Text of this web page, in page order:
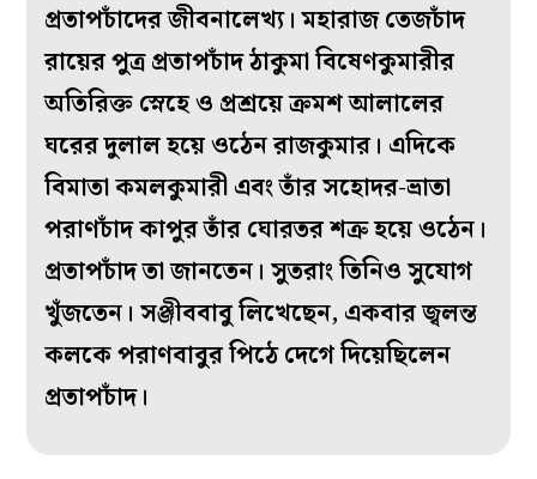
প্রতাপচাঁদের জীবনালেখ্য। মহারাজ তেজচাঁদ
রায়ের পুত্র প্রতাপচাঁদ ঠাকুমা বিষেণকুমারীর
অতিরিক্ত স্নেহে ও প্রশ্রয়ে ক্রমশ আলালের
ঘরের দুলাল হয়ে ওঠেন রাজকুমার। এদিকে
বিমাতা কমলকুমারী এবং তাঁর সহোদর-ভ্রাতা
পরাণচাঁদ কাপুর তাঁর ঘোরতর শত্রু হয়ে ওঠেন।
প্রতাপচাঁদ তা জানতেন। সুতরাং তিনিও সুযোগ
খুঁজতেন। সঞ্জীববাবু লিখেছেন, একবার জ্বলন্ত
কলকে পরাণবাবুর পিঠে দেগে দিয়েছিলেন
প্রতাপচাঁদ।